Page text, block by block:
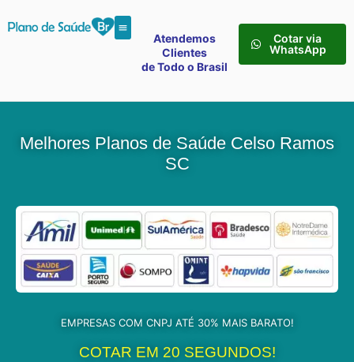
Atendemos
Clientes
de Todo o Brasil
Cotar via
WhatsApp
Melhores Planos de Saúde Celso Ramos
SC
EMPRESAS COM CNPJ ATÉ 30% MAIS BARATO!
COTAR EM 20 SEGUNDOS!